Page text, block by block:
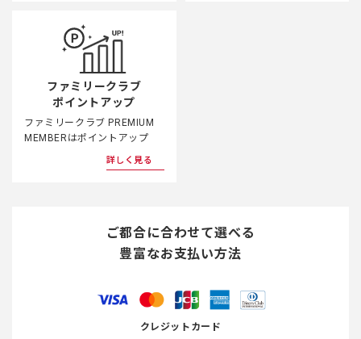
ファミリークラブ
ポイントアップ
ファミリークラブ PREMIUM
MEMBERはポイントアップ
詳しく見る
ご都合に合わせて選べる
豊富なお支払い方法
クレジットカード